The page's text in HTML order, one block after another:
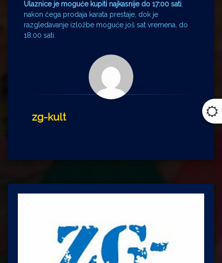
Ulaznice je moguće kupiti najkasnije do 17:00 sati
nakon čega prodaja karata prestaje, dok je
razgledavanje izložbe moguće još sat vremena, do
18:00 sati.
zg-kult